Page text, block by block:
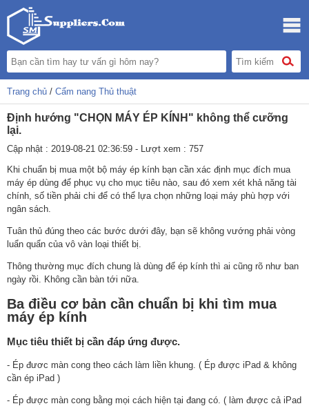
Trang chủ / Cẩm nang Thủ thuật
Định hướng "CHỌN MÁY ÉP KÍNH" không thể cưỡng
lại.
Cập nhật : 2019-08-21 02:36:59 - Lượt xem : 757
Khi chuẩn bị mua một bộ máy ép kính bạn cần xác định mục đích mua
máy ép dùng để phục vụ cho mục tiêu nào, sau đó xem xét khả năng tài
chính, số tiền phải chi để có thể lựa chọn những loại máy phù hợp với
ngân sách.
Tuân thủ đúng theo các bước dưới đây, bạn sẽ không vướng phải vòng
luẩn quẩn của vô vàn loại thiết bị.
Thông thường mục đích chung là dùng để ép kính thì ai cũng rõ như ban
ngày rồi. Không cần bàn tới nữa.
Ba điều cơ bản cần chuẩn bị khi tìm mua
máy ép kính
Mục tiêu thiết bị cần đáp ứng được.
- Ép đươc màn cong theo cách làm liền khung. ( Ép được iPad & không
cần ép iPad )
- Ép được màn cong bằng mọi cách hiện tại đang có. ( làm được cả iPad